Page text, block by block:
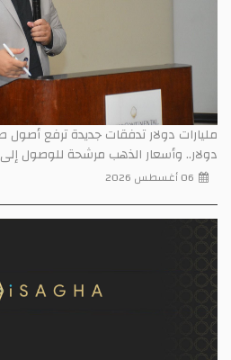
دولار.. وأسعار الذهب مرشحة للوصول إلى 5000 دولار للأوقية
06 أغسطس 2026